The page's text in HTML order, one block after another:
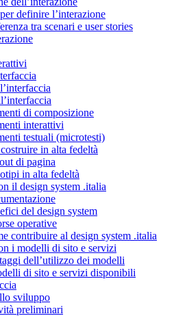
definire l’interazione
tra scenari e user stories
di composizione
interattivi
testuali (microtesti)
in alta fedeltà
di pagina
in alta fedeltà
il design system .italia
del design system
operative
contribuire al design system .italia
i modelli di sito e servizi
dell’utilizzo dei modelli
di sito e servizi disponibili
sviluppo
preliminari